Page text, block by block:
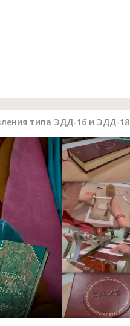
типа ЭДД-16 и ЭДД-18